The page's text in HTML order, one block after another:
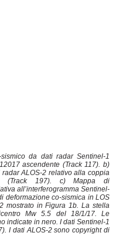
da dati radar Sentinel-1
ascendente (Track 117). b)
ALOS-2 relativo alla coppia
(Track 197). c) Mappa di
all’interferogramma Sentinel-
deformazione co-sismica in LOS
mostrato in Figura 1b. La stella
Mw 5.5 del 18/1/17. Le
indicate in nero. I dati Sentinel-1
I dati ALOS-2 sono copyright di